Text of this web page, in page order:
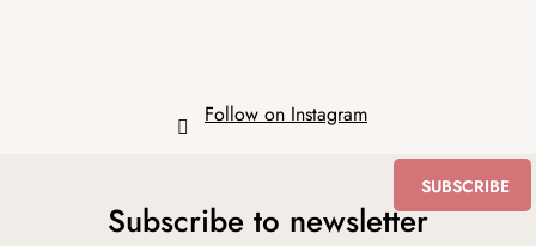
Follow on Instagram
Subscribe to newsletter
SUBSCRIBE